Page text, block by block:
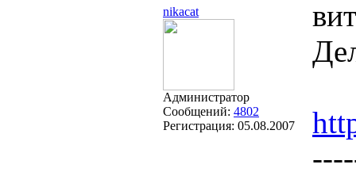
nikacat
Администратор
Сообщений: 4802
Регистрация: 05.08.2007